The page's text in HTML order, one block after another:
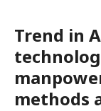
Trend in
methods